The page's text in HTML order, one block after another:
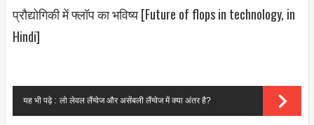
प्रौद्योगिकी में फ्लॉप का भविष्य [Future of flops in technology, in
Hindi]
यह भी पढ़े : लो लेवल लैंग्वेज और असेंबली लैंग्वेज में क्या अंतर है?